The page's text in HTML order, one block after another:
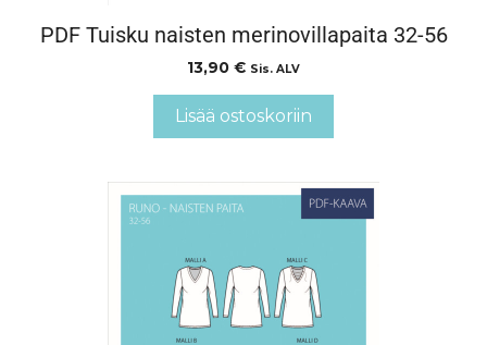
PDF Tuisku naisten merinovillapaita 32-56
13,90 € Sis. ALV
Lisää ostoskoriin